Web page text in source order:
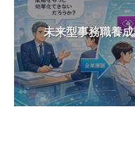
未来型事務職養